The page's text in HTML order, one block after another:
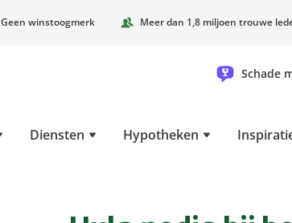
Geen winstoogmerk Meer dan 1,8 miljoen trouwe
Schade
Diensten Hypotheken